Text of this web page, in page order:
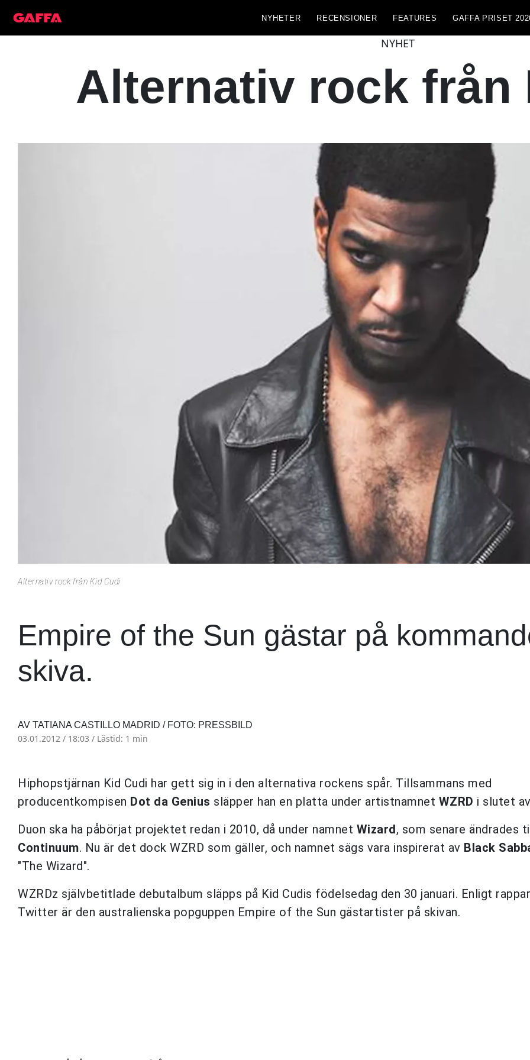
NYHETER RECENSIONER FEATURES GAFFA PRISET
NYHET
Alternativ rock från
Alternativ rock från Kid Cudi
Empire of the Sun gästar på
skiva.
AV TATIANA CASTILLO MADRID / FOTO: PRESSBILD
03.01.2012 / 18:03 / Lästid: 1 min
Hiphopstjärnan Kid Cudi har gett sig in i den alternativa rockens spår. Tillsammans med
producentkompisen Dot da Genius släpper han en platta under artistnamnet WZRD i slutet
Duon ska ha påbörjat projektet redan i 2010, då under namnet Wizard, som senare ändrades
Continuum. Nu är det dock WZRD som gäller, och namnet sägs vara inspirerat av Black
"The Wizard".
WZRDz självbetitlade debutalbum släpps på Kid Cudis födelsedag den 30 januari. Enligt
Twitter är den australienska popguppen Empire of the Sun gästartister på skivan.